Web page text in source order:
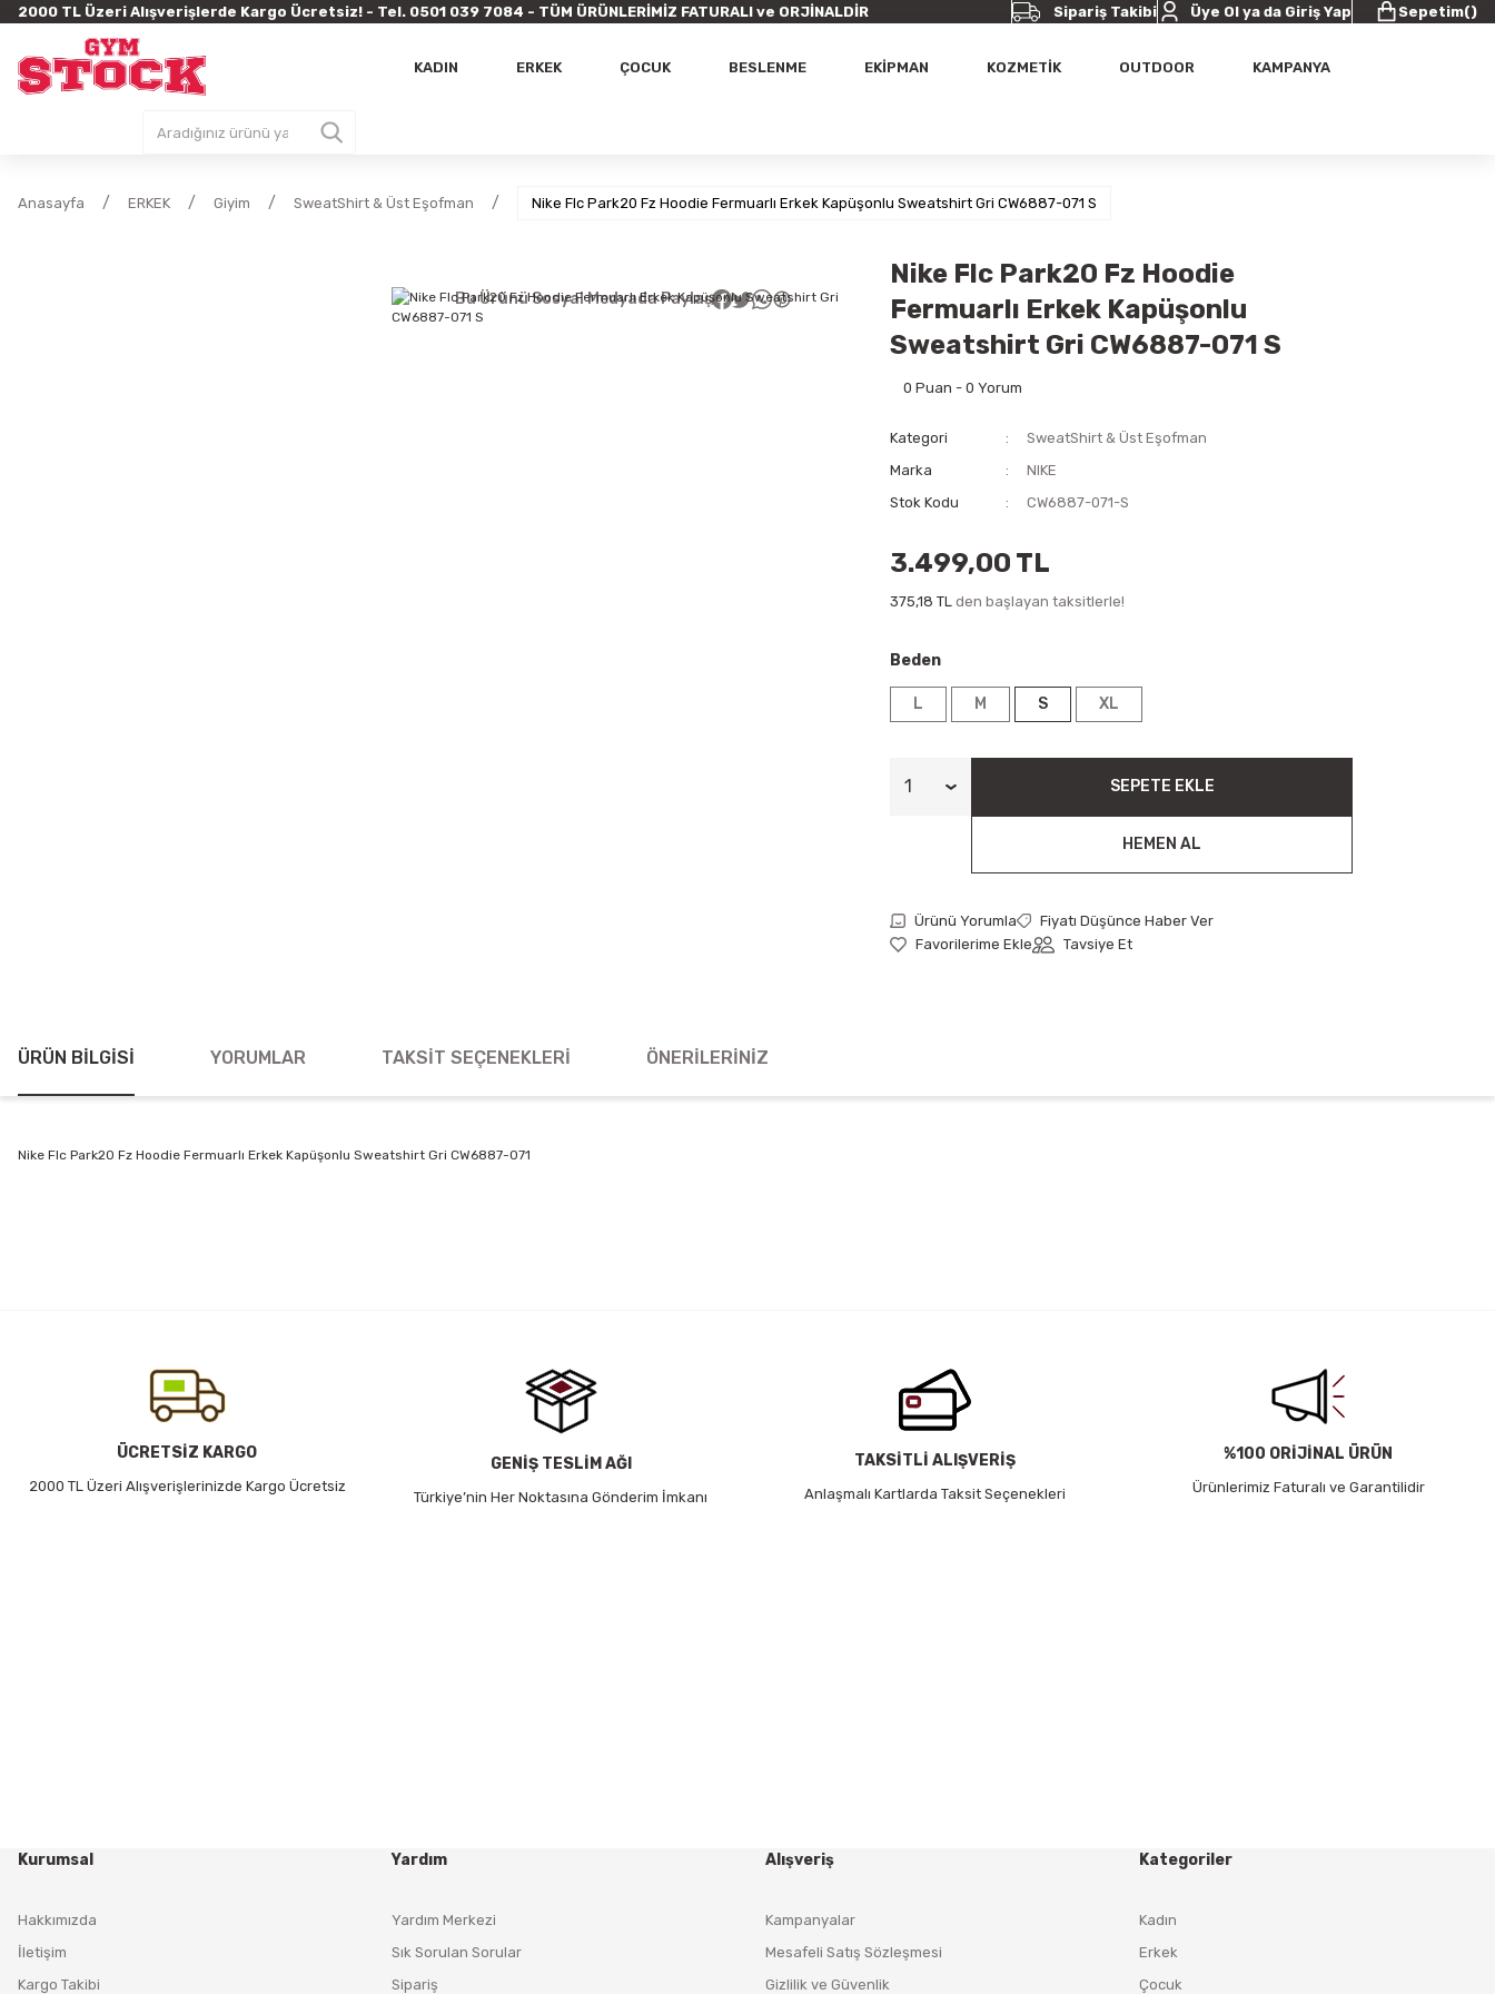
2000 TL Üzeri Alışverişlerde Kargo Ücretsiz! - Tel. 0501 039 7084 - TÜM ÜRÜNLERİMİZ FATURALI ve ORJİNALDİR Sipariş Takibi Üye Ol ya da Giriş Yap Sepetim()
KADIN ERKEK ÇOCUK BESLENME EKİPMAN KOZMETİK OUTDOOR KAMPANYA
Anasayfa ERKEK Giyim SweatShirt & Üst Eşofman Nike Flc Park20 Fz Hoodie Fermuarlı Erkek Kapüşonlu Sweatshirt Gri CW6887-071 S
Bu Ürünü Sosyal Medyada Paylaş
Nike Flc Park20 Fz Hoodie
Fermuarlı Erkek Kapüşonlu
Sweatshirt Gri CW6887-071 S
0 Puan - 0 Yorum
Kategori
SweatShirt & Üst Eşofman
Marka
NIKE
Stok Kodu
CW6887-071-S
3.499,00 TL
375,18 TL den başlayan taksitlerle!
Beden
L M S XL
SEPETE EKLE
HEMEN AL
Ürünü Yorumla
Fiyatı Düşünce Haber Ver
Tavsiye Et
ÜRÜN BILGISI YORUMLAR TAKSIT SEÇENEKLERI ÖNERILERINIZ
Nike Flc Park20 Fz Hoodie Fermuarlı Erkek Kapüşonlu Sweatshirt Gri CW6887-071
Ürün bilgilerinde hatalar bulunuyor.
Ürün fiyatı diğer sitelerden daha pahalı.
Bu ürüne benzer farklı alternatifler olmalı.
ÜCRETSİZ KARGO
2000 TL Üzeri Alışverişlerinizde Kargo Ücretsiz
GENİŞ TESLİM AĞI
Türkiye’nin Her Noktasına Gönderim İmkanı
TAKSİTLİ ALIŞVERİŞ
Anlaşmalı Kartlarda Taksit Seçenekleri
%100 ORİJİNAL ÜRÜN
Ürünlerimiz Faturalı ve Garantilidir
Kurumsal
Hakkımızda
İletişim
Kargo Takibi
Yardım
Yardım Merkezi
Sık Sorulan Sorular
Sipariş
Alışveriş
Kampanyalar
Mesafeli Satış Sözleşmesi
Gizlilik ve Güvenlik
Kategoriler
Kadın
Erkek
Çocuk